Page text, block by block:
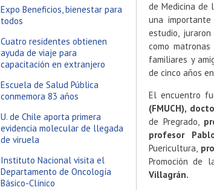
Expo Beneficios, bienestar para
todos
Cuatro residentes obtienen
ayuda de viaje para
capacitación en extranjero
Escuela de Salud Pública
conmemora 83 años
U. de Chile aporta primera
evidencia molecular de llegada
de viruela
Instituto Nacional visita el
Departamento de Oncología
Básico-Clínico
de Medicina de
una
estudio,
como
familiares y
de cinco años
El encuentro
(FMUCH),
de Pregrado,
profesor
Puericultura,
Promoción de
Villagrán.